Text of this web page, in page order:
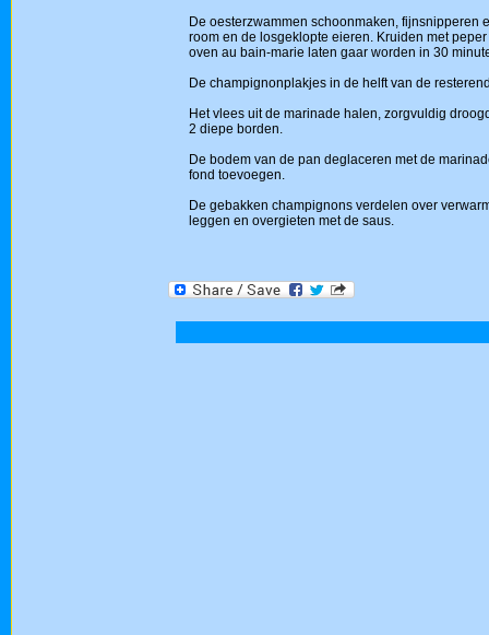
De oesterzwammen schoonmaken, fijnsnipperen
room en de losgeklopte eieren. Kruiden met
oven au bain-marie laten gaar worden in 30
De champignonplakjes in de helft van de
Het vlees uit de marinade halen, zorgvuldig
2 diepe borden.
De bodem van de pan deglaceren met de
fond toevoegen.
De gebakken champignons verdelen over
leggen en overgieten met de saus.